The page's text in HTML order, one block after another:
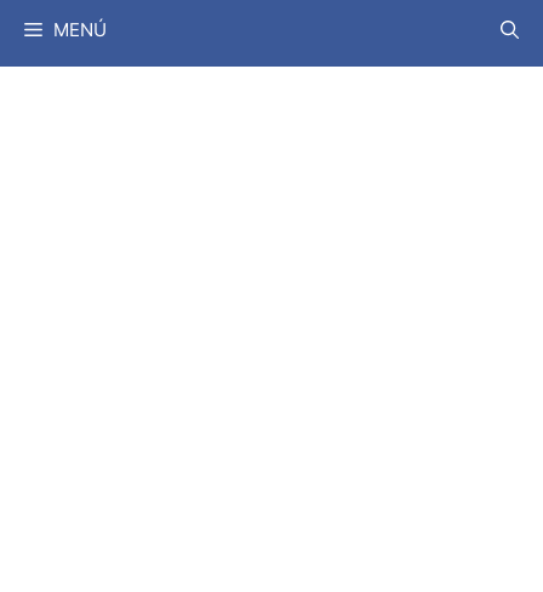
MENÚ